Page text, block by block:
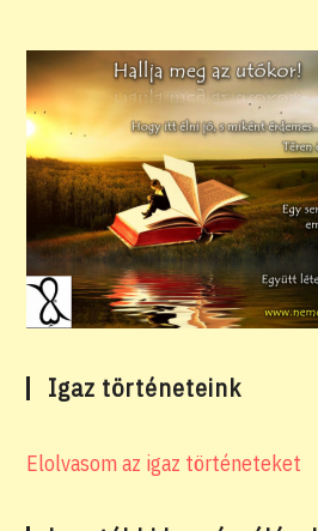
Igaz történeteink
Elolvasom az igaz történeteket